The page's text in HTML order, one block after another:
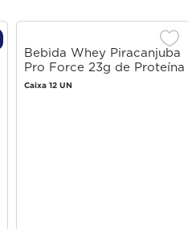
Bebida Whey Piracanjuba
Pro Force 23g de Proteína
Cacau 250ml
Caixa 12 UN